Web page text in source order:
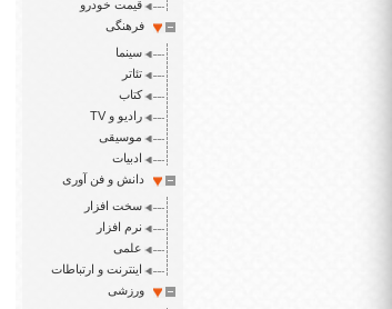
قیمت خودرو
فرهنگی
سینما
تئاتر
کتاب
رادیو و TV
موسیقی
ادبیات
دانش و فن آوری
سخت افزار
نرم افزار
علمی
اینترنت و ارتباطات
ورزشی